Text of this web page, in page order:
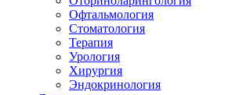
Офтальмология
Стоматология
Терапия
Урология
Хирургия
Эндокринология